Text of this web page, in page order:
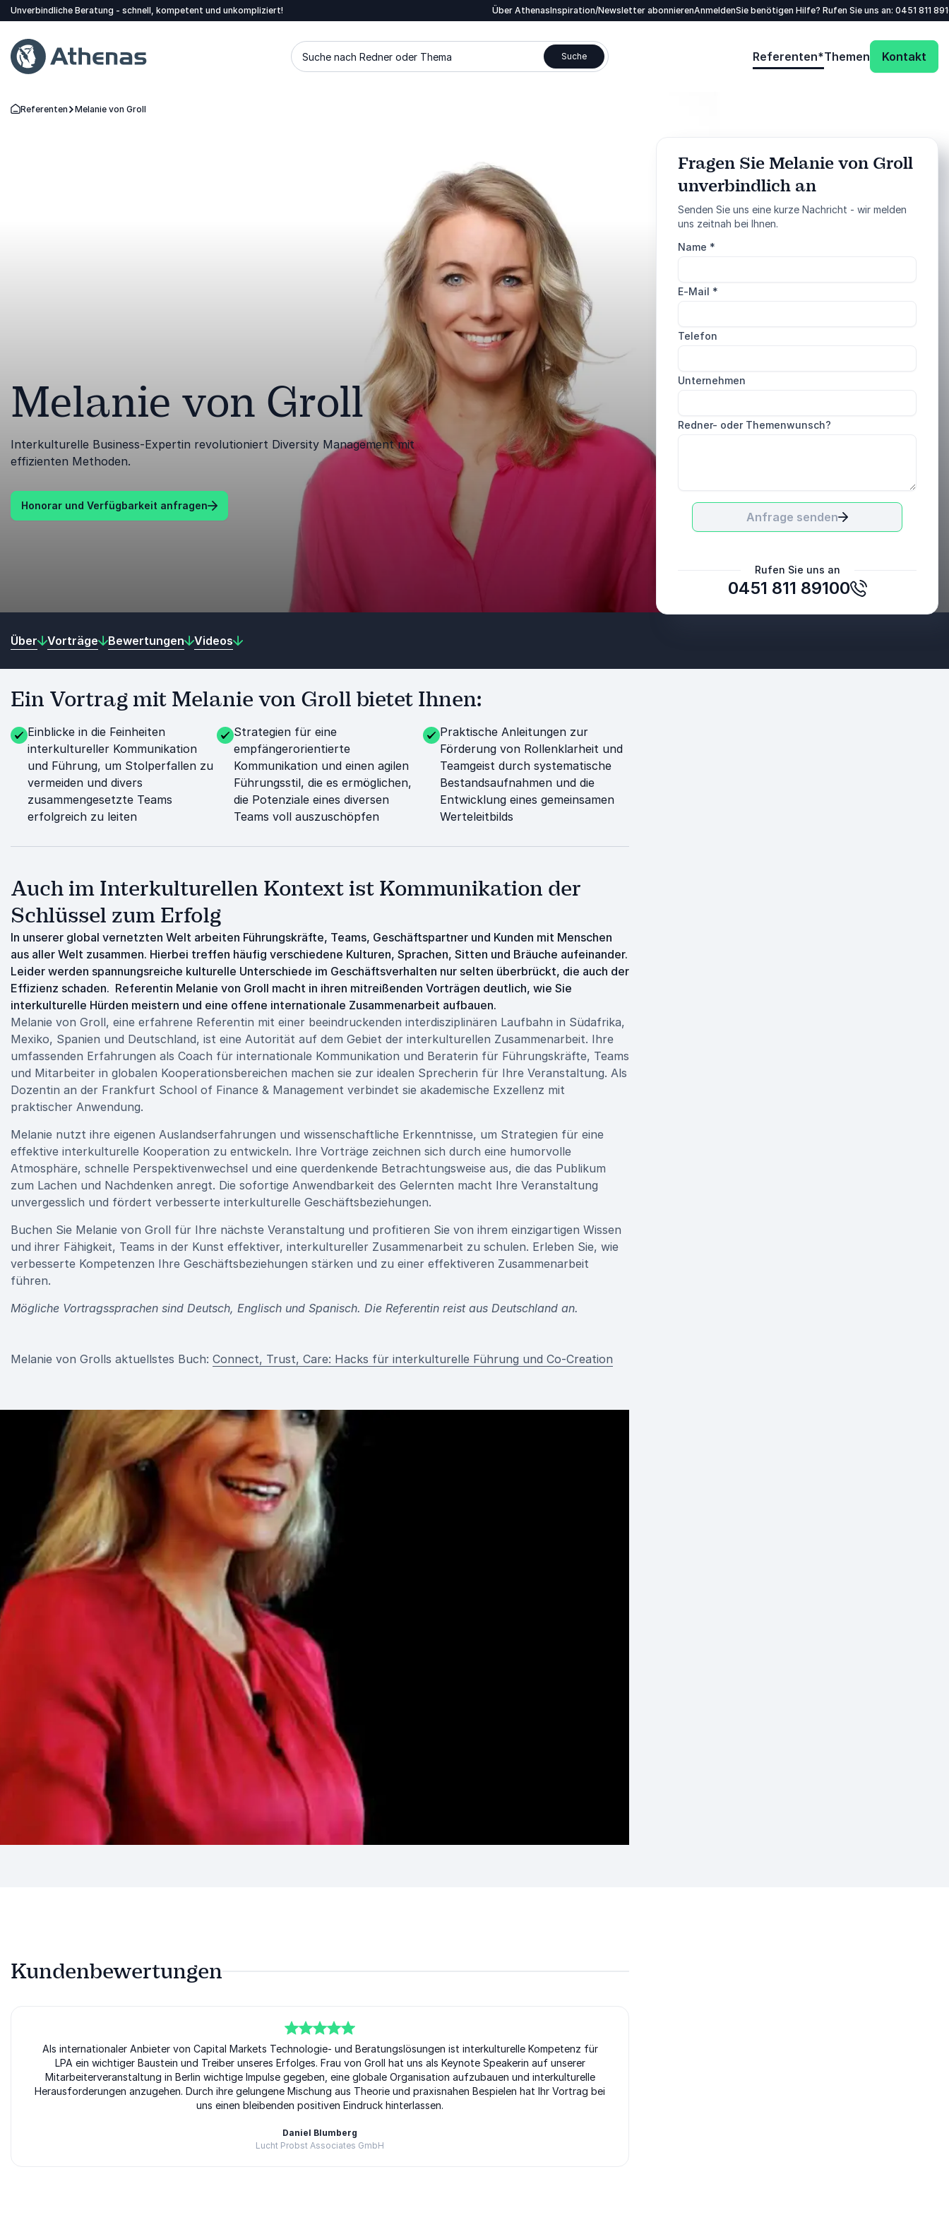
Unverbindliche Beratung - schnell, kompetent und unkompliziert! Über AthenasInspiration/Newsletter abonnierenAnmeldenSie benötigen Hilfe? Rufen Sie uns an: 0451 811
Suche nach Redner oder Thema Suche Referenten*Themen Kontakt
Zurück zur Startseite
Referenten Melanie von Groll
Melanie von Groll
Interkulturelle Business-Expertin revolutioniert Diversity Management mit
effizienten Methoden.
Honorar und Verfügbarkeit anfragen
Fragen Sie Melanie von Groll
unverbindlich an
Senden Sie uns eine kurze Nachricht - wir melden
uns zeitnah bei Ihnen.
Name *
E-Mail *
Telefon
Unternehmen
Redner- oder Themenwunsch?
Anfrage senden
Rufen Sie uns an
0451 811 89100
Lucht Probst Associates GmbH
Anfrage senden:
Sehr gute und professionelle Bearbeitung. Wir
Über Vorträge Bewertungen Videos
Ein Vortrag mit Melanie von Groll bietet Ihnen:
Einblicke in die Feinheiten
interkultureller Kommunikation
und Führung, um Stolperfallen zu
vermeiden und divers
zusammengesetzte Teams
erfolgreich zu leiten
Strategien für eine
empfängerorientierte
Kommunikation und einen agilen
Führungsstil, die es ermöglichen,
die Potenziale eines diversen
Teams voll auszuschöpfen
Praktische Anleitungen zur
Förderung von Rollenklarheit und
Teamgeist durch systematische
Bestandsaufnahmen und die
Entwicklung eines gemeinsamen
Werteleitbilds
Auch im Interkulturellen Kontext ist Kommunikation der
Schlüssel zum Erfolg
In unserer global vernetzten Welt arbeiten Führungskräfte, Teams, Geschäftspartner und Kunden mit Menschen
aus aller Welt zusammen. Hierbei treffen häufig verschiedene Kulturen, Sprachen, Sitten und Bräuche aufeinander.
Leider werden spannungsreiche kulturelle Unterschiede im Geschäftsverhalten nur selten überbrückt, die auch der
Effizienz schaden. Referentin Melanie von Groll macht in ihren mitreißenden Vorträgen deutlich, wie Sie
interkulturelle Hürden meistern und eine offene internationale Zusammenarbeit aufbauen.
Melanie von Groll, eine erfahrene Referentin mit einer beeindruckenden interdisziplinären Laufbahn in Südafrika,
Mexiko, Spanien und Deutschland, ist eine Autorität auf dem Gebiet der interkulturellen Zusammenarbeit. Ihre
umfassenden Erfahrungen als Coach für internationale Kommunikation und Beraterin für Führungskräfte, Teams
und Mitarbeiter in globalen Kooperationsbereichen machen sie zur idealen Sprecherin für Ihre Veranstaltung. Als
Dozentin an der Frankfurt School of Finance & Management verbindet sie akademische Exzellenz mit
praktischer Anwendung.
Melanie nutzt ihre eigenen Auslandserfahrungen und wissenschaftliche Erkenntnisse, um Strategien für eine
effektive interkulturelle Kooperation zu entwickeln. Ihre Vorträge zeichnen sich durch eine humorvolle
Atmosphäre, schnelle Perspektivenwechsel und eine querdenkende Betrachtungsweise aus, die das Publikum
zum Lachen und Nachdenken anregt. Die sofortige Anwendbarkeit des Gelernten macht Ihre Veranstaltung
unvergesslich und fördert verbesserte interkulturelle Geschäftsbeziehungen.
Buchen Sie Melanie von Groll für Ihre nächste Veranstaltung und profitieren Sie von ihrem einzigartigen Wissen
und ihrer Fähigkeit, Teams in der Kunst effektiver, interkultureller Zusammenarbeit zu schulen. Erleben Sie, wie
verbesserte Kompetenzen Ihre Geschäftsbeziehungen stärken und zu einer effektiveren Zusammenarbeit
führen.
Mögliche Vortragssprachen sind Deutsch, Englisch und Spanisch. Die Referentin reist aus Deutschland an.
Melanie von Grolls aktuellstes Buch: Connect, Trust, Care: Hacks für interkulturelle Führung und Co-Creation
Kundenbewertungen
von5
Als internationaler Anbieter von Capital Markets Technologie- und Beratungslösungen ist interkulturelle Kompetenz für
LPA ein wichtiger Baustein und Treiber unseres Erfolges. Frau von Groll hat uns als Keynote Speakerin auf unserer
Mitarbeiterveranstaltung in Berlin wichtige Impulse gegeben, eine globale Organisation aufzubauen und interkulturelle
Herausforderungen anzugehen. Durch ihre gelungene Mischung aus Theorie und praxisnahen Bespielen hat Ihr Vortrag bei
uns einen bleibenden positiven Eindruck hinterlassen.
Daniel Blumberg
Lucht Probst Associates GmbH